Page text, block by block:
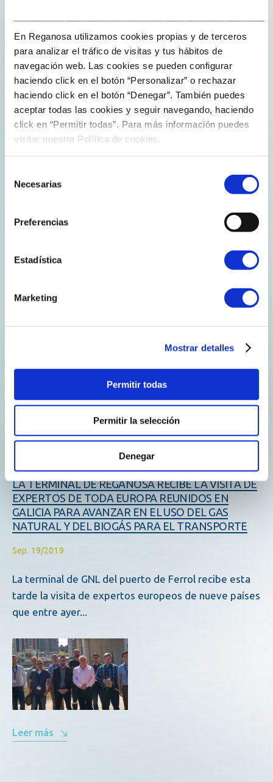
En Reganosa utilizamos cookies propias y de terceros
para analizar el tráfico de visitas y tus hábitos de
navegación web. Las cookies se pueden configurar
haciendo click en el botón “Personalizar” o rechazar
haciendo click en el botón “Denegar”. También puedes
aceptar todas las cookies y seguir navegando, haciendo
click en “Permitir todas”. Para más información puedes
visitar nuestra Política de cookies.
Necesarias
Preferencias
Estadística
Marketing
Mostrar detalles
Permitir todas
Permitir la selección
Denegar
Leer más
REGANOSA CONSOLIDA SU EXPANSIÓN
INCORPORANDO A SU PLANTILLA A NUEVE
Nueve ingenieros recién titulados (seis mujeres y
plantilla de Regan...
LA TERMINAL DE REGANOSA RECIBE LA VISITA DE
EXPERTOS DE TODA EUROPA REUNIDOS EN
GALICIA PARA AVANZAR EN EL USO DEL GAS
NATURAL Y DEL BIOGÁS PARA EL TRANSPORTE
Sep. 19/2019
La terminal de GNL del puerto de Ferrol recibe esta
tarde la visita de expertos europeos de nueve países
que entre ayer...
Leer más